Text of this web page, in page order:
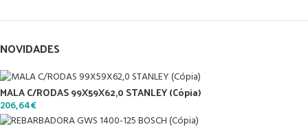
NOVIDADES
MALA C/RODAS 99X59X62,0 STANLEY (Cópia)
206,64€